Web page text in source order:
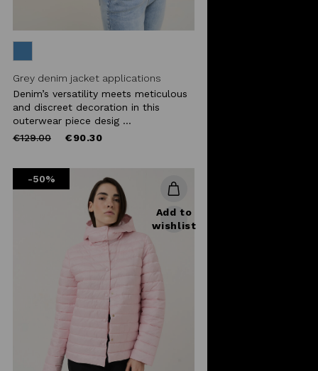
Grey denim jacket applications
Denim’s versatility meets meticulous
and discreet decoration in this
outerwear piece desig ...
Price
€129.00to €90.30
-50%
Add to
wishlist